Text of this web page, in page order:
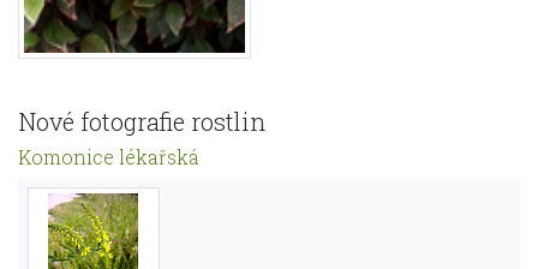
Nové fotografie rostlin
Komonice lékařská